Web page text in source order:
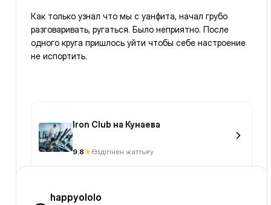
Как только узнал что мы с уанфита, начал грубо
разговаривать, ругаться. Было неприятно. После
одного круга пришлось уйти чтобы себе настроение
не испортить.
Iron Club на Кунаева
9.8 Өздігінен жаттығу
happyololo